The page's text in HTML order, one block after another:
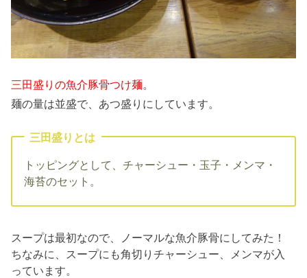
三田盛りの魚介豚骨つけ麺。
麺の量は並盛で、あつ盛りにしています。
三田盛りとは
トッピングとして、チャーシュー・玉子・メンマ・
海苔のセット。
スープは最初なので、ノーマルな魚介豚骨にしてみた！
ちなみに、スープにも角切りチャーシュー、メンマが入
っています。